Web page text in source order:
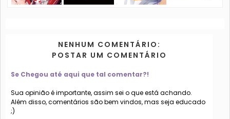
NENHUM COMENTÁRIO:
POSTAR UM COMENTÁRIO
Se Chegou até aqui que tal comentar?!
Sua opinião é importante, assim sei o que está achando.
Além disso, comentários são bem vindos, mas seja educado
;)